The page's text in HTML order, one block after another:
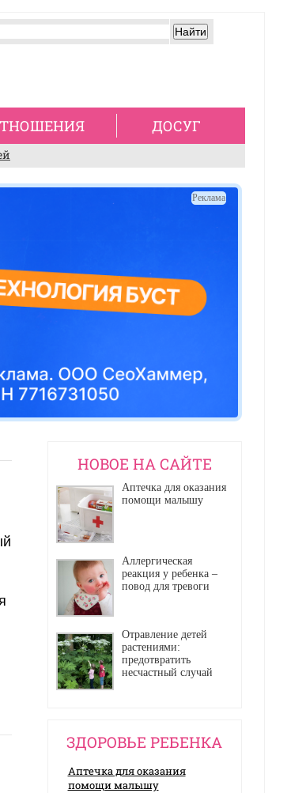
Реклама
НОВОЕ НА САЙТЕ
Аптечка для оказания
помощи малышу
Аллергическая
реакция у ребенка –
повод для тревоги
Отравление детей
растениями:
предотвратить
несчастный случай
ЗДОРОВЬЕ РЕБЕНКА
Аптечка для оказания
помощи малышу
ДОСУГ